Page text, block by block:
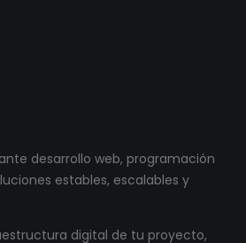
desarrollo web, programación
estables, escalables y
digital de tu proyecto,